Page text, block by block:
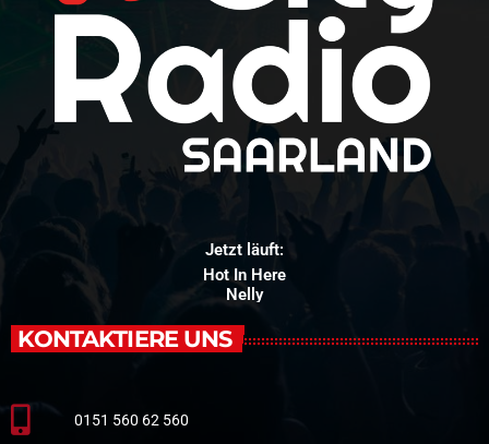
Jetzt läuft:
Hot In Here
Nelly
KONTAKTIERE UNS
0151 560 62 560